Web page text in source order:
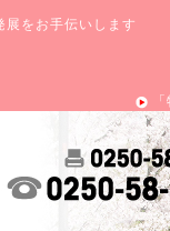
展をお手伝いします